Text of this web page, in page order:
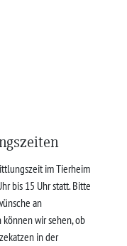
im Tierheim
bis 15 Uhr statt. Bitte
an
können wir sehen, ob
in der